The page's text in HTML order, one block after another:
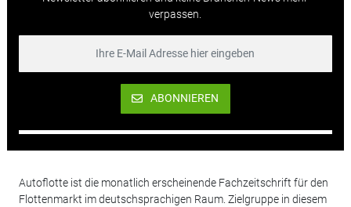
verpassen.
ABONNIEREN
Autoflotte ist die monatlich erscheinende Fachzeitschrift für den
Flottenmarkt im deutschsprachigen Raum. Zielgruppe in diesem